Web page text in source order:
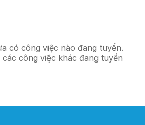
có công việc nào đang tuyển.
công việc khác đang tuyển